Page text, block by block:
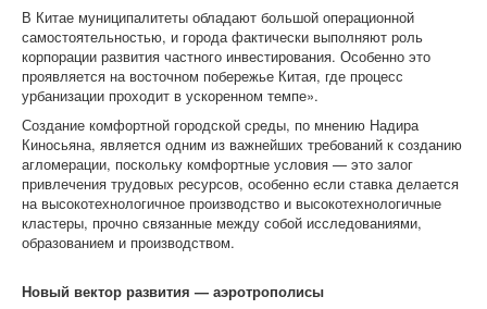
В Китае муниципалитеты обладают большой операционной
самостоятельностью, и города фактически выполняют роль
корпорации развития частного инвестирования. Особенно это
проявляется на восточном побережье Китая, где процесс
урбанизации проходит в ускоренном темпе».
Создание комфортной городской среды, по мнению Надира
Киносьяна, является одним из важнейших требований к созданию
агломерации, поскольку комфортные условия — это залог
привлечения трудовых ресурсов, особенно если ставка делается
на высокотехнологичное производство и высокотехнологичные
кластеры, прочно связанные между собой исследованиями,
образованием и производством.
Новый вектор развития — аэротрополисы